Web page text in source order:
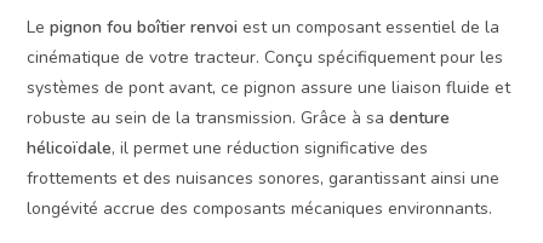
Lepignon fou boîtier renvoi est un composant essentiel de la
cinématique de votre tracteur. Conçu spécifiquement pour les
systèmes de pont avant, ce pignon assure une liaison fluide et
robuste au sein de la transmission. Grâce à sadenture
hélicoïdale, il permet une réduction significative des
frottements et des nuisances sonores, garantissant ainsi une
longévité accrue des composants mécaniques environnants.